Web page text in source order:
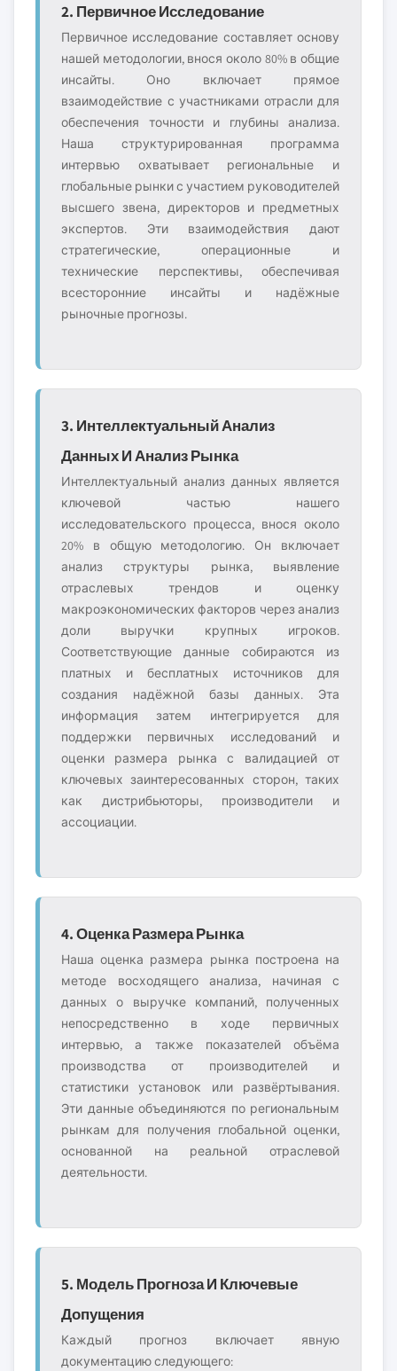
2. Первичное Исследование
Первичное исследование составляет основу
нашей методологии, внося около 80% в общие
инсайты. Оно включает прямое
взаимодействие с участниками отрасли для
обеспечения точности и глубины анализа.
Наша структурированная программа
интервью охватывает региональные и
глобальные рынки с участием руководителей
высшего звена, директоров и предметных
экспертов. Эти взаимодействия дают
стратегические, операционные и
технические перспективы, обеспечивая
всесторонние инсайты и надёжные
рыночные прогнозы.
3. Интеллектуальный Анализ
Данных И Анализ Рынка
Интеллектуальный анализ данных является
ключевой частью нашего
исследовательского процесса, внося около
20% в общую методологию. Он включает
анализ структуры рынка, выявление
отраслевых трендов и оценку
макроэкономических факторов через анализ
доли выручки крупных игроков.
Соответствующие данные собираются из
платных и бесплатных источников для
создания надёжной базы данных. Эта
информация затем интегрируется для
поддержки первичных исследований и
оценки размера рынка с валидацией от
ключевых заинтересованных сторон, таких
как дистрибьюторы, производители и
ассоциации.
4. Оценка Размера Рынка
Наша оценка размера рынка построена на
методе восходящего анализа, начиная с
данных о выручке компаний, полученных
непосредственно в ходе первичных
интервью, а также показателей объёма
производства от производителей и
статистики установок или развёртывания.
Эти данные объединяются по региональным
рынкам для получения глобальной оценки,
основанной на реальной отраслевой
деятельности.
5. Модель Прогноза И Ключевые
Допущения
Каждый прогноз включает явную
документацию следующего: